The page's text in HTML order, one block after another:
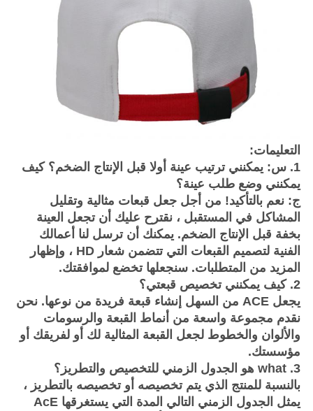
التعليمات:
1. س: يمكنني ترتيب عينة أولا قبل الإنتاج الضخم؟
كيف
يمكنني وضع طلب عينة؟
ج: نعم بالتأكيد! من أجل جعل قبعات مثالية وتقليل
المشاكل في المستقبل ، نقترح عليك أن تجعل العينة
بخفة قبل الإنتاج الضخم. يمكنك أن ترسل لنا أعمالك
الفنية لتصميم القبعات التي تتضمن شعار HD ، وإظهار
المزيد من المتطلبات. سنجعلها تخضع لموافقتك.
2. كيف يمكنني تخصيص قبعتي؟
يجعل ACE من السهل إنشاء قبعة فريدة من نوعها.
نحن
نقدم مجموعة واسعة من أنماط القبعة والرسومات
والألوان والخطوط لجعل القبعة المثالية لك أو لفريقك أو
مؤسستك.
3. what هو الجدول الزمني للتخصيص والتطريز؟
بالنسبة للمنتج الذي يتم تخصيصه أو تخصيصه بالتطريز ،
يمثل الجدول الزمني التالي المدة التي يستغرقها AcE